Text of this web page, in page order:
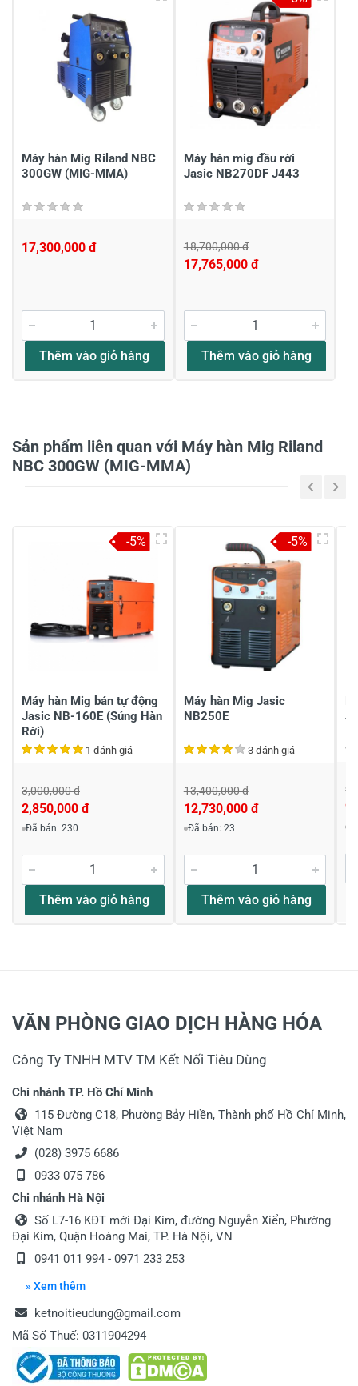
-
3
-
-
1
-
Chia sẻ nhận xét về sản phẩm
Viết nhận xét của bạn
Đánh giá sao
Tiêu đề của nhận xét*
Viết nhận xét của bạn vào bên dưới*
Gửi nhận xét
Máy hàn Mig Riland NBC
300GW (MIG-MMA)
17,300,000 đ
Thêm vào giỏ hàng
Máy hàn mig đầu rời
Jasic NB270DF J443
18,700,000 đ
17,765,000 đ
Thêm vào giỏ hàng
Sản phẩm liên quan với Máy hàn Mig Riland
NBC 300GW (MIG-MMA)
Máy hàn Mig bán tự động
Jasic NB-160E (Súng Hàn
Rời)
1 đánh giá
3,000,000 đ
2,850,000 đ
Đã bán: 230
Thêm vào giỏ hàng
-5%
Máy hàn Mig Jasic
NB250E
3 đánh giá
13,400,000 đ
12,730,000 đ
Đã bán: 23
Thêm vào giỏ hàng
-5%
VĂN PHÒNG GIAO DỊCH HÀNG HÓA
Công Ty TNHH MTV TM Kết Nối Tiêu Dùng
Chi nhánh TP. Hồ Chí Minh
115 Đường C18, Phường Bảy Hiền, Thành phố Hồ Chí Minh,
Việt Nam
(028) 3975 6686
0933 075 786
Chi nhánh Hà Nội
Số L7-16 KĐT mới Đại Kim, đường Nguyễn Xiển, Phường
Đại Kim, Quận Hoàng Mai, TP. Hà Nội, VN
0941 011 994 - 0971 233 253
» Xem thêm
ketnoitieudung@gmail.com
Mã Số Thuế: 0311904294